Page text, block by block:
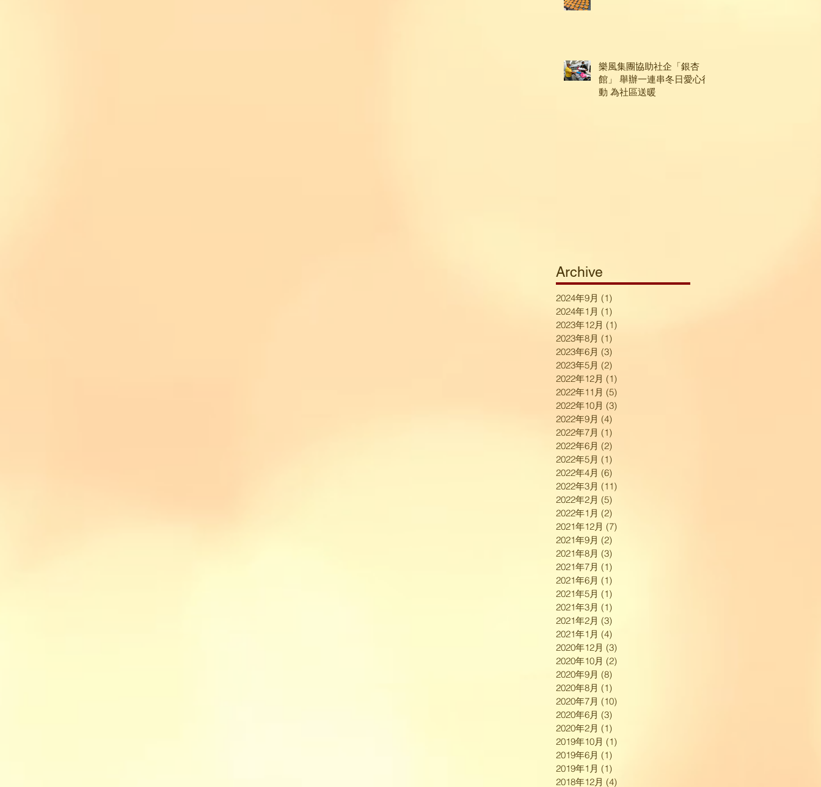
樂風集團協助社企「銀杏
館」 舉辦一連串冬日愛心行
動 為社區送暖
Archive
2024年9月 (1)
2024年1月 (1)
2023年12月 (1)
2023年8月 (1)
2023年6月 (3)
2023年5月 (2)
2022年12月 (1)
2022年11月 (5)
2022年10月 (3)
2022年9月 (4)
2022年7月 (1)
2022年6月 (2)
2022年5月 (1)
2022年4月 (6)
2022年3月 (11)
2022年2月 (5)
2022年1月 (2)
2021年12月 (7)
2021年9月 (2)
2021年8月 (3)
2021年7月 (1)
2021年6月 (1)
2021年5月 (1)
2021年3月 (1)
2021年2月 (3)
2021年1月 (4)
2020年12月 (3)
2020年10月 (2)
2020年9月 (8)
2020年8月 (1)
2020年7月 (10)
2020年6月 (3)
2020年2月 (1)
2019年10月 (1)
2019年6月 (1)
2019年1月 (1)
2018年12月 (4)